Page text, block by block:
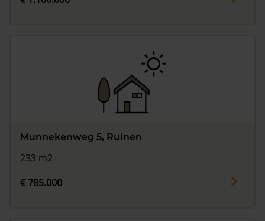
Munnekenweg 5, Ruinen
233 m2
€ 785.000